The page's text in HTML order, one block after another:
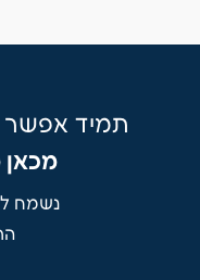
תמיד
נשמח